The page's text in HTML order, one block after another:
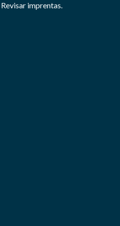
Revisar imprentas.